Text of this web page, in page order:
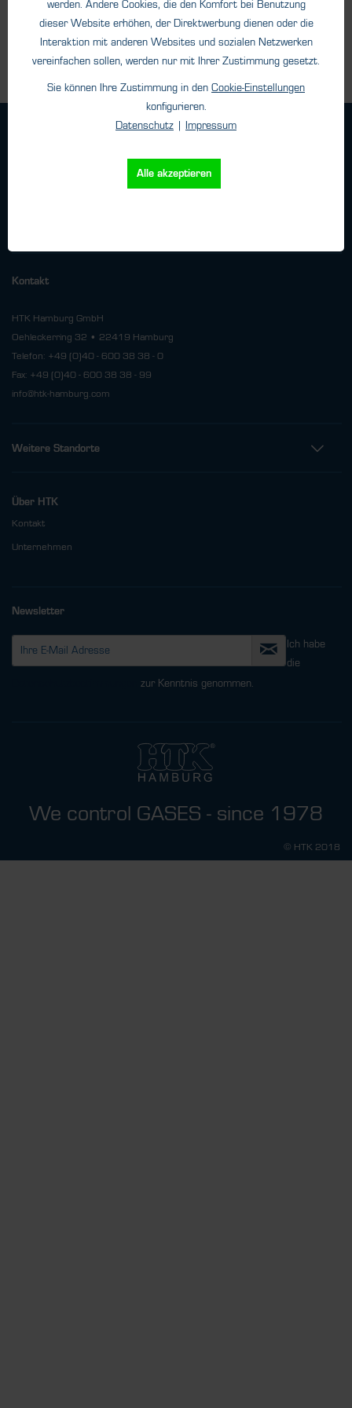
Details
Kontakt
HTK Hamburg GmbH
Oehleckerring 32 • 22419 Hamburg
Telefon: +49 (0)40 - 600 38 38 - 0
Fax: +49 (0)40 - 600 38 38 - 99
info@htk-hamburg.com
Weitere Standorte
Über HTK
Kontakt
Unternehmen
Newsletter
Ich habe
die
zur Kenntnis genommen.
We control GASES - since 1978
© HTK 2018
werden. Andere Cookies, die den Komfort bei Benutzung
dieser Website erhöhen, der Direktwerbung dienen oder die
Interaktion mit anderen Websites und sozialen Netzwerken
vereinfachen sollen, werden nur mit Ihrer Zustimmung gesetzt.
Sie können Ihre Zustimmung in den Cookie-Einstellungen
konfigurieren.
Datenschutz | Impressum
Alle akzeptieren